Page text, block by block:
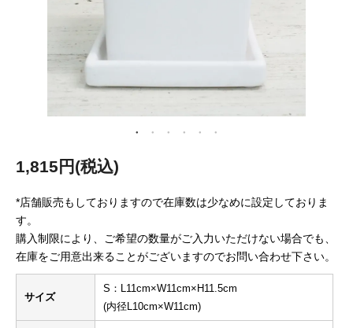
1,815円(税込)
*店舗販売もしておりますので在庫数は少なめに設定しておりま
す。
購入制限により、ご希望の数量がご入力いただけない場合でも、
在庫をご用意出来ることがございますのでお問い合わせ下さい。
サイズ
S：L11cm×W11cm×H11.5cm
(内径L10cm×W11cm)